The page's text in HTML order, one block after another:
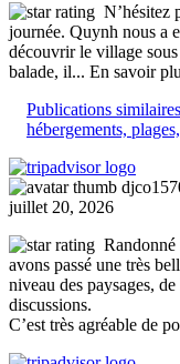
N’hésitez
journée. Quynh nous a
découvrir le village
balade, il... En savoir
Publications similaires
hébergements,
juillet 20, 2026
avons passé une très
niveau des paysages,
discussions.
C’est très agréable de